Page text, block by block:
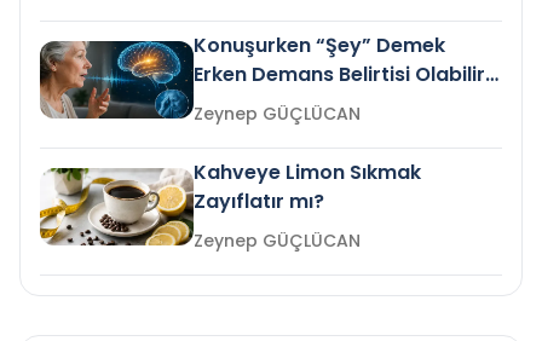
Konuşurken “Şey” Demek
Erken Demans Belirtisi Olabilir
mi?
Zeynep GÜÇLÜCAN
Kahveye Limon Sıkmak
Zayıflatır mı?
Zeynep GÜÇLÜCAN